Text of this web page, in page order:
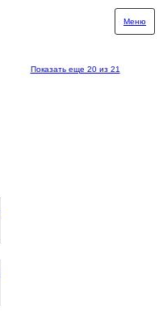
Меню
Показать еще 20 из 21